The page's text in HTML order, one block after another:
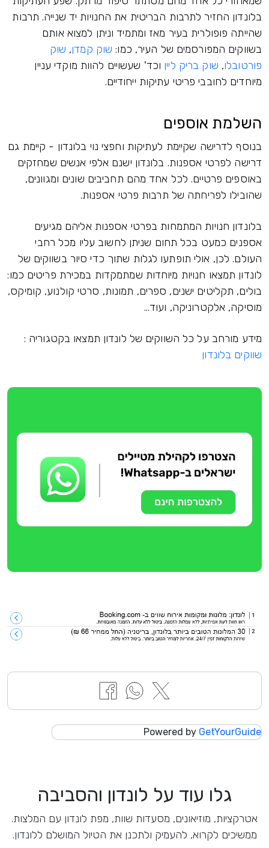
בלונדון החזיר לתרבות הבריטית את החנויות יד שנייה. תרבות
שהייתה פופולרית בעיר מאז ומתמיד וניתן למצוא אותם
בשווקים המפורסמים של העיר, כמו: שוק קמדן, שוק
פורטובלו, שוק בריק ליין וכד' שעשויים להוות מוקדי עניין
מיוחדים לחובבי פריטי עתיקות ייחודיים.
השלמת אוספים
בנוסף לדרישה שקיימת לעתיקות וחפצי נוי בלונדון - קיימת גם
דרישה לפרטי אספנות. בלונדון ישנם אלפי אנשים שמחזקים
באוספים פרטיים. לכל אחד מהם תחביבים שונים ומגוונים,
שהובילו לפריחתה של תרבות פרטי אספנות.
בלונדון חנויות המתמחות בפרטי אספנות אליהם מגיעים
אספנים כמעט בכל תחום שניתן לחשוב עליו מכל רחבי
העולם. לכן, אולי תופתעו לגלות שתוך כדי סיור בשווקים של
לונדון תמצאו חנויות מיוחדות שמתמקדות במכירת פריטים כמו:
בולים, תקליטים ישנים, ספרים, תמונות, סרטי קולנוע, קומיקס,
מוסיקה, אלקטרוניקה, ועוד...
מידע מורחב על כל השווקים של לונדון תמצאו בקטגוריה :
שווקים בלונדון
Powered by GetYourGuide
גלו עוד על לונדון והסביבה
אטרקציות, מוזיאונים, מסעדות שוות, מפת לונדון עם המלצות.
ממשיכים לקרוא, להעמיק ולתכנן את הטיול המושלם ללונדון.